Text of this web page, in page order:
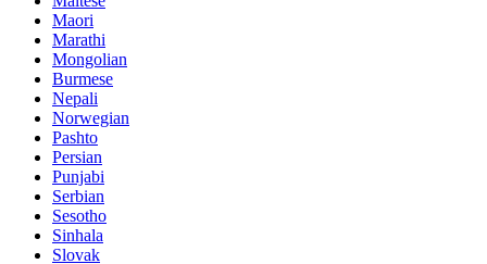
Maori
Marathi
Mongolian
Burmese
Nepali
Norwegian
Pashto
Persian
Punjabi
Serbian
Sesotho
Sinhala
Slovak